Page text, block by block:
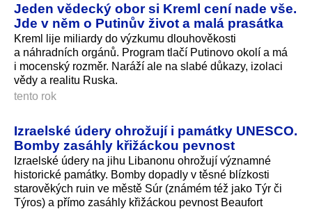
Jeden vědecký obor si Kreml cení nade vše.
Jde v něm o Putinův život a malá prasátka
Kreml lije miliardy do výzkumu dlouhověkosti
a náhradních orgánů. Program tlačí Putinovo okolí a má
i mocenský rozměr. Naráží ale na slabé důkazy, izolaci
vědy a realitu Ruska.
tento rok
Izraelské údery ohrožují i památky UNESCO.
Bomby zasáhly křižáckou pevnost
Izraelské údery na jihu Libanonu ohrožují významné
historické památky. Bomby dopadly v těsné blízkosti
starověkých ruin ve městě Súr (známém též jako Týr či
Týros) a přímo zasáhly křižáckou pevnost Beaufort